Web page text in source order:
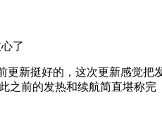
了
更新挺好的，这次更新感觉把
之前的发热和续航简直堪称完